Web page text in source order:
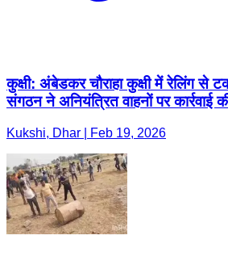
कुक्षी: अंबेडकर चौराहा कुक्षी में रेलिंग से
संगठन ने अनियंत्रित वाहनों पर कार्रवाई
Kukshi, Dhar | Feb 19, 2026